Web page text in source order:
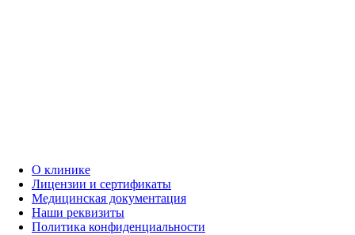
О клинике
Лицензии и сертификаты
Медицинская документация
Наши реквизиты
Политика конфиденциальности